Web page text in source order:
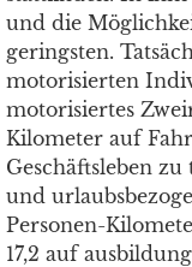
und die
geringsten.
motorisierten
motorisiertes
Kilometer auf
Geschäftsleben
und
Personen-
17,2 auf